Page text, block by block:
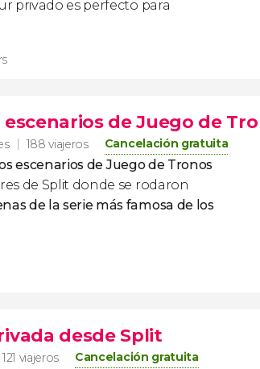
privado es perfecto para
de Juego de
188 viajeros Cancelación gratuita
escenarios deJuego de Tronos
de Split donde se rodaron
de la serie más famosa de los
desde Split
121 viajeros Cancelación gratuita